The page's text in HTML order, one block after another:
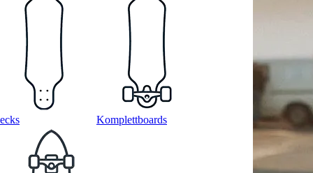
Komplettboards